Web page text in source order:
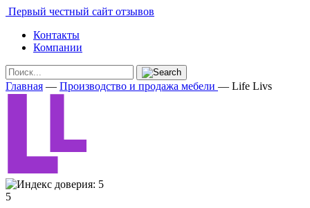
Первый честный сайт отзывов
Контакты
Компании
Главная — Производство и продажа мебели — Life Livs
5